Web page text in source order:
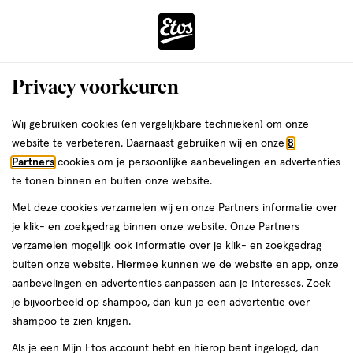
content
naar
de
zoekbalk
ga
footer
Voor 22:00 uur besteld,
Zoeken
Interactie
dit
veld
een
volledig
venster
met
geavanceerde
zoekopties
›
Etos
Drogist
Alles
om
je
mooi
Privacy voorkeuren
Wij gebruiken cookies (en vergelijkbare technieken) om onze
website te verbeteren. Daarnaast gebruiken wij en onze 8
Partners cookies om je persoonlijke aanbevelingen en advertenties
te tonen binnen en buiten onze website.
Met deze cookies verzamelen wij en onze Partners informatie over
je klik- en zoekgedrag binnen onze website. Onze Partners
verzamelen mogelijk ook informatie over je klik- en zoekgedrag
buiten onze website. Hiermee kunnen we de website en app, onze
aanbevelingen en advertenties aanpassen aan je interesses. Zoek
je bijvoorbeeld op shampoo, dan kun je een advertentie over
shampoo te zien krijgen.
Als je een Mijn Etos account hebt en hierop bent ingelogd, dan